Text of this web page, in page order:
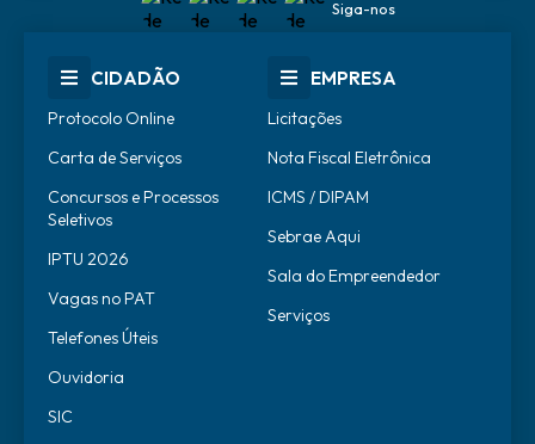
Siga-nos
CIDADÃO
Protocolo Online
Carta de Serviços
Concursos e Processos
Seletivos
IPTU 2026
Vagas no PAT
Telefones Úteis
Ouvidoria
SIC
EMPRESA
Licitações
Nota Fiscal Eletrônica
ICMS / DIPAM
Sebrae Aqui
Sala do Empreendedor
Serviços